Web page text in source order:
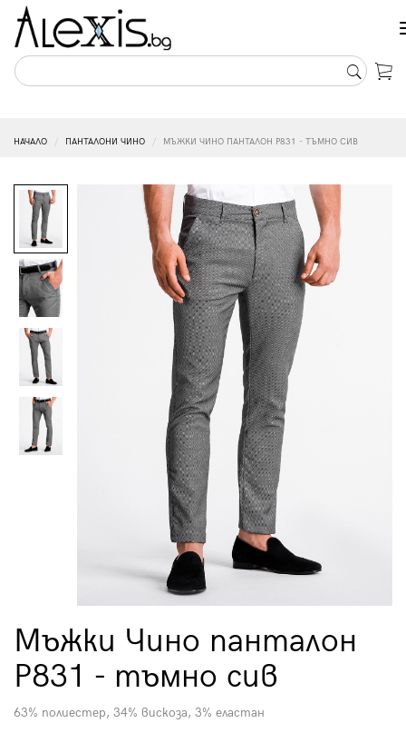
НАЧАЛО ПАНТАЛОНИ ЧИНО МЪЖКИ ЧИНО ПАНТАЛОН P831 - ТЪМНО СИВ
Мъжки Чино панталон
P831 - тъмно сив
63% полиестер, 34% вискоза, 3% еластан